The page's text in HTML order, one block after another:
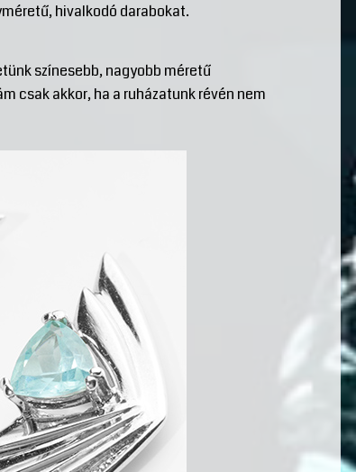
hivalkodó darabokat.
színesebb, nagyobb méretű
csak akkor, ha a ruházatunk révén nem